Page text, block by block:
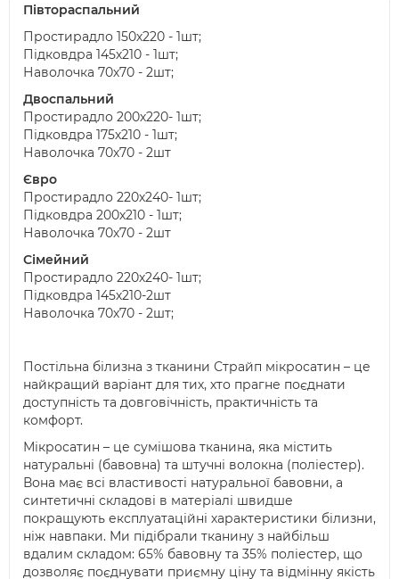
Півтораспальний
Простирадло 150х220 - 1шт;
Підковдра 145х210 - 1шт;
Наволочка 70х70 - 2шт;
Двоспальний
Простирадло 200х220- 1шт;
Підковдра 175х210 - 1шт;
Наволочка 70х70 - 2шт
Євро
Простирадло 220х240- 1шт;
Підковдра 200х210 - 1шт;
Наволочка 70х70 - 2шт
Сімейний
Простирадло 220х240- 1шт;
Підковдра 145х210-2шт
Наволочка 70х70 - 2шт;
Постільна білизна з тканини Страйп мікросатин – це
найкращий варіант для тих, хто прагне поєднати
доступність та довговічність, практичність та
комфорт.
Мікросатин – це сумішова тканина, яка містить
натуральні (бавовна) та штучні волокна (поліестер).
Вона має всі властивості натуральної бавовни, а
синтетичні складові в матеріалі швидше
покращують експлуатаційні характеристики білизни,
ніж навпаки. Ми підібрали тканину з найбільш
вдалим складом: 65% бавовну та 35% поліестер, що
дозволяє поєднувати приємну ціну та відмінну якість